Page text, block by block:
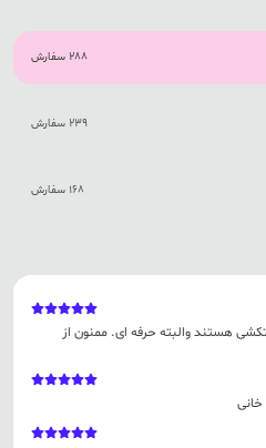
288 سفارش
239 سفارش
168 سفارش
هستند والبته حرفه ای. ممنون از
خانی